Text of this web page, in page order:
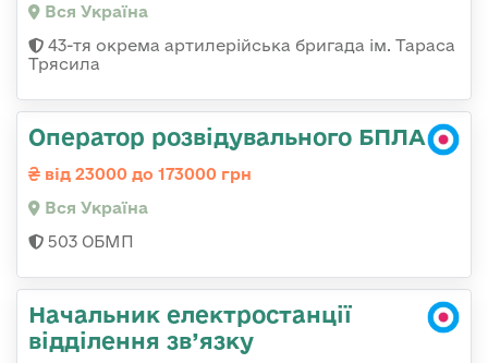
Вся Україна
43-тя окрема артилерійська бригада ім. Тараса
Трясила
Оператор розвідувального БПЛА
від 23000 до 173000 грн
Вся Україна
503 ОБМП
Начальник електростанції
відділення зв’язку